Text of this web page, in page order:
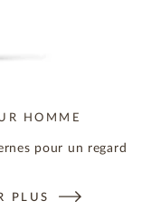
HOMME
pour un regard
PLUS